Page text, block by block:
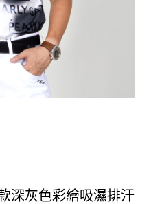
深灰色彩繪吸濕排汗